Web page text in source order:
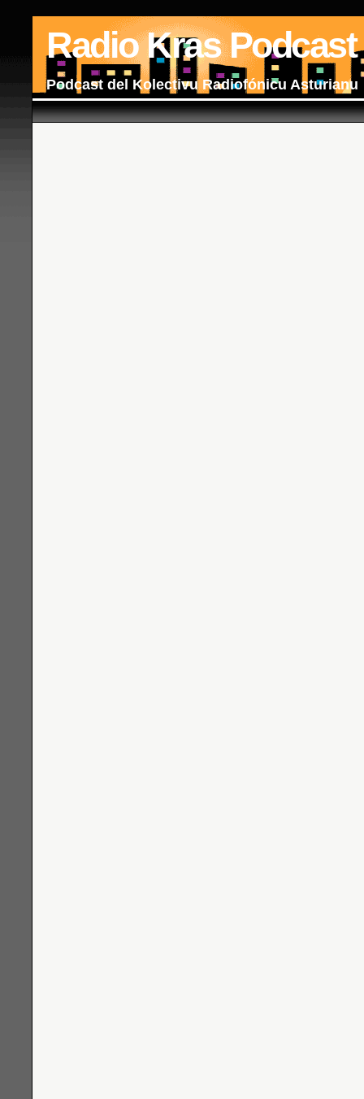
Radio Kras Podcast
Podcast del Kolectivu Radiofónicu Asturianu